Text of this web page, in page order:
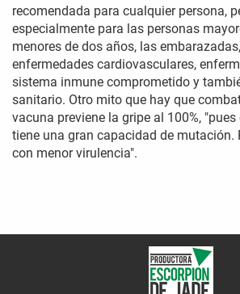
recomendada para cualquier persona,
especialmente para las personas
menores de dos años, las
enfermedades cardiovasculares,
sistema inmune comprometido y
sanitario. Otro mito que hay que
vacuna previene la gripe al 100%,
tiene una gran capacidad de mutación.
con menor virulencia".